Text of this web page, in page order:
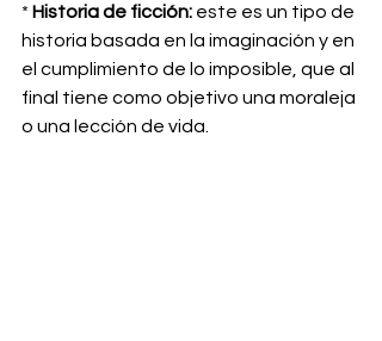
* Historia de ficción: este es un tipo de
historia basada en la imaginación y en
el cumplimiento de lo imposible, que al
final tiene como objetivo una moraleja
o una lección de vida.